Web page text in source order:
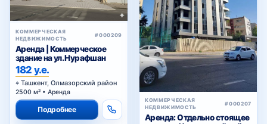
182 у.е.
2500 м² • Аренда
Подробнее
КОММЕРЧЕСКАЯ
НЕДВИЖИМОСТЬ
#000207
Аренда: Отдельно стоящее
здание в Учтепинский район
82 у.е.
2200 м² • Отдельно стоящие
здания • Аренда